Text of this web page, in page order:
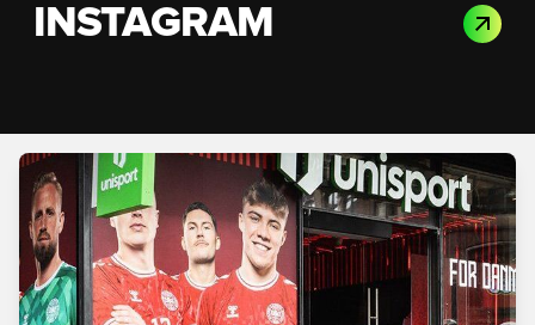
INSTAGRAM